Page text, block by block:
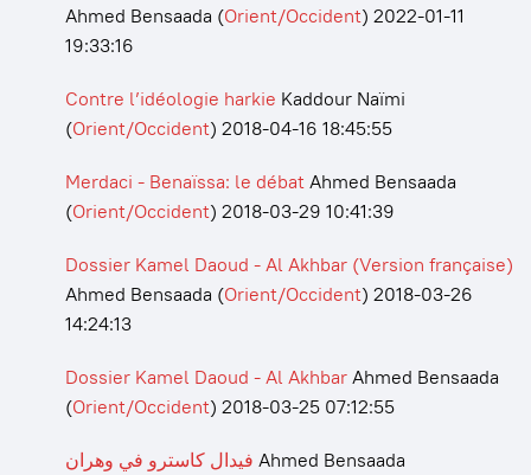
Ahmed Bensaada (Orient/Occident) 2022-01-11
19:33:16
Contre l’idéologie harkie Kaddour Naïmi
(Orient/Occident) 2018-04-16 18:45:55
Merdaci - Benaïssa: le débatAhmed Bensaada
(Orient/Occident) 2018-03-29 10:41:39
Dossier Kamel Daoud - Al Akhbar (Version française)
Ahmed Bensaada (Orient/Occident) 2018-03-26
14:24:13
Dossier Kamel Daoud - Al AkhbarAhmed Bensaada
(Orient/Occident) 2018-03-25 07:12:55
فيدال كاسترو في وهران Ahmed Bensaada